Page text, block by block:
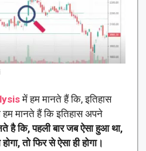
में हम मानते हैं कि, इतिहास
मानते हैं कि इतिहास अपने
है कि, पहली बार जब ऐसा हुआ था,
तो फिर से ऐसा ही होगा।